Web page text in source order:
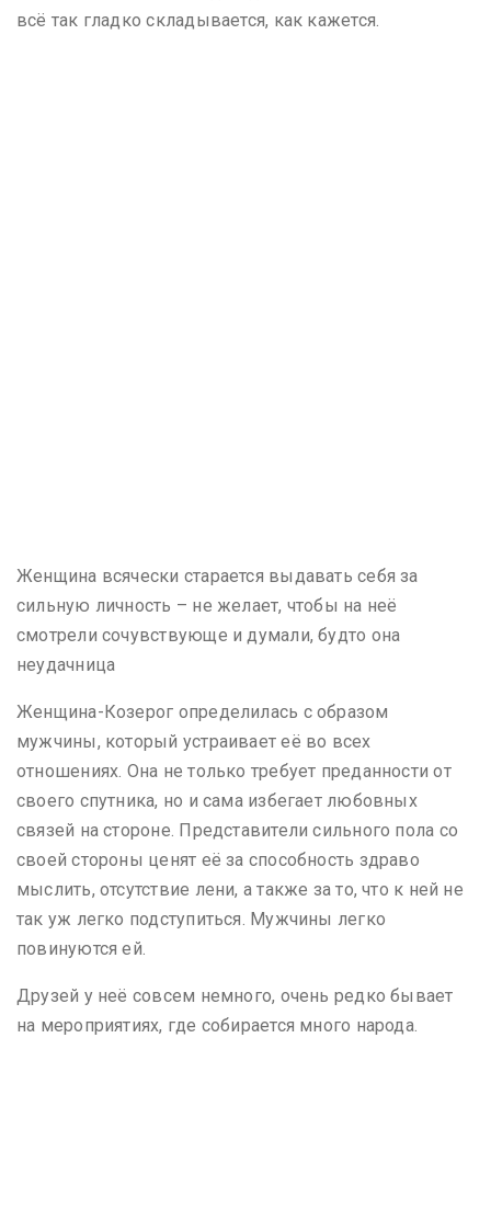
всё так гладко складывается, как кажется.
Женщина всячески старается выдавать себя за
сильную личность – не желает, чтобы на неё
смотрели сочувствующе и думали, будто она
неудачница
Женщина-Козерог определилась с образом
мужчины, который устраивает её во всех
отношениях. Она не только требует преданности от
своего спутника, но и сама избегает любовных
связей на стороне. Представители сильного пола со
своей стороны ценят её за способность здраво
мыслить, отсутствие лени, а также за то, что к ней не
так уж легко подступиться. Мужчины легко
повинуются ей.
Друзей у неё совсем немного, очень редко бывает
на мероприятиях, где собирается много народа.